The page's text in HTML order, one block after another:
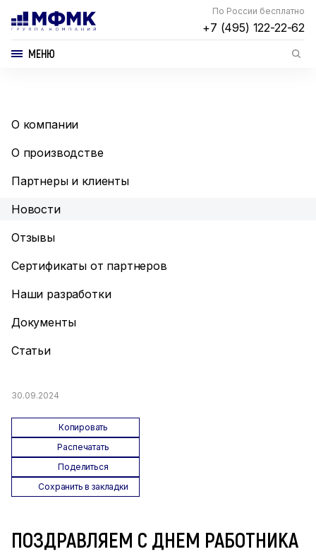
По России бесплатно
+7 (495) 122-22-62
МЕНЮ
О компании
О производстве
Партнеры и клиенты
Новости
Отзывы
Сертификаты от партнеров
Наши разработки
Документы
Статьи
30.09.2024
Копировать
Распечатать
Поделиться
Сохранить в закладки
ПОЗДРАВЛЯЕМ С ДНЕМ РАБОТНИКА